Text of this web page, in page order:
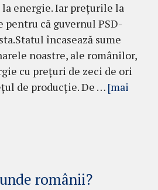
energie. Iar prețurile la
că guvernul PSD-
încasează sume
noastre, ale românilor,
cu prețuri de zeci de ori
de producție. De … [mai
românii?